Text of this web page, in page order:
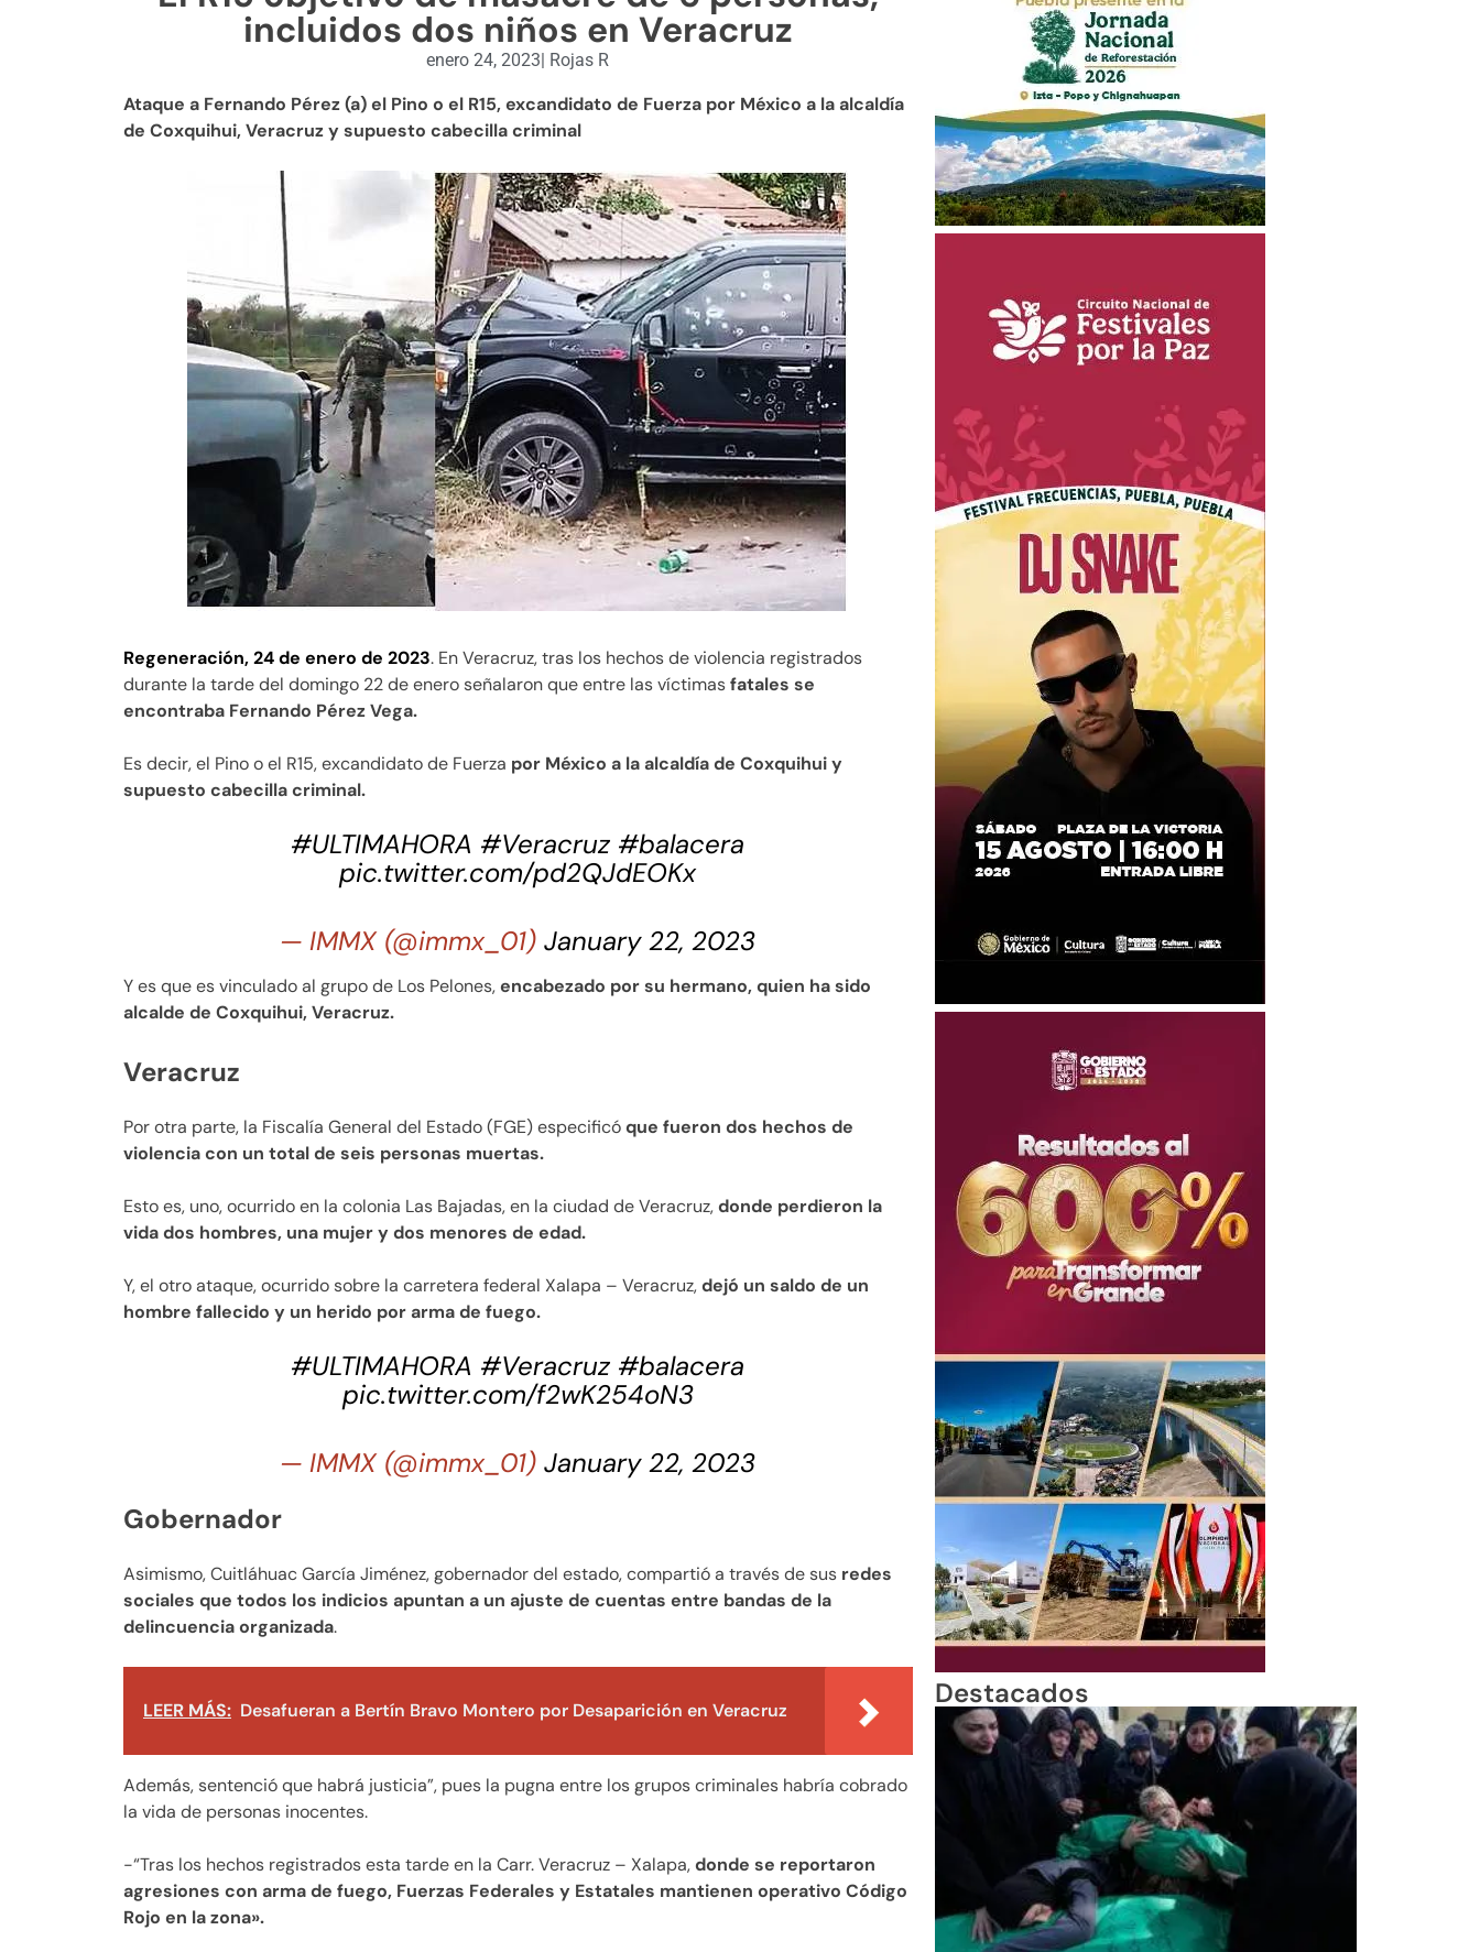
incluidos dos niños en Veracruz
enero 24, 2023 Rojas R
Ataque a Fernando Pérez (a) el Pino o el R15, excandidato de Fuerza por México a la alcaldía
de Coxquihui, Veracruz y supuesto cabecilla criminal
Regeneración, 24 de enero de 2023. En Veracruz, tras los hechos de violencia registrados
durante la tarde del domingo 22 de enero señalaron que entre las víctimasfatales se
encontraba Fernando Pérez Vega.
Es decir, el Pino o el R15, excandidato de Fuerza por México a la alcaldía de Coxquihui y
supuesto cabecilla criminal.
#ULTIMAHORA #Veracruz #balacera
pic.twitter.com/pd2QJdEOKx
— IMMX (@immx_01)January 22, 2023
Y es que es vinculado al grupo de Los Pelones,encabezado por su hermano, quien ha sido
alcalde de Coxquihui, Veracruz.
Veracruz
Por otra parte, la Fiscalía General del Estado (FGE) especificóque fueron dos hechos de
violencia con un total de seis personas muertas.
Esto es, uno, ocurrido en la colonia Las Bajadas, en la ciudad de Veracruz,donde perdieron la
vida dos hombres, una mujer y dos menores de edad.
Y, el otro ataque, ocurrido sobre la carretera federal Xalapa – Veracruz,dejó un saldo de un
hombre fallecido y un herido por arma de fuego.
#ULTIMAHORA #Veracruz #balacera
pic.twitter.com/f2wK254oN3
— IMMX (@immx_01)January 22, 2023
Gobernador
Asimismo, Cuitláhuac García Jiménez, gobernador del estado, compartió a través de sus redes
sociales que todos los indicios apuntan a un ajuste de cuentas entre bandas de la
delincuencia organizada.
LEER MÁS: Desafueran a Bertín Bravo Montero por Desaparición en Veracruz
Además, sentenció que habrá justicia”, pues la pugna entre los grupos criminales habría cobrado
la vida de personas inocentes.
-“Tras los hechos registrados esta tarde en la Carr. Veracruz – Xalapa,donde se reportaron
agresiones con arma de fuego, Fuerzas Federales y Estatales mantienen operativo Código
Rojo en la zona».
Destacados